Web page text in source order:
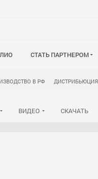
СТАТЬ ПАРТНЕРОМ
В РФ ДИСТРИБЬЮЦИЯ
ВИДЕО СКАЧАТЬ